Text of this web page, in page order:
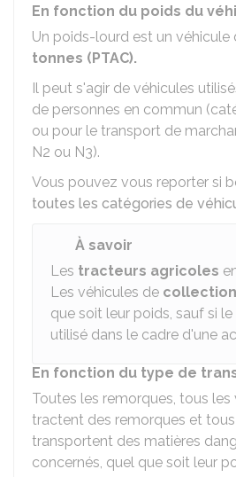
En fonction du poids du
Un poids-lourd est un véhicule
tonnes (PTAC).
Il peut s'agir de véhicules
de personnes en commun
ou pour le transport de
N2 ou N3).
Vous pouvez vous reporter si
toutes les catégories de
À savoir
Les tracteurs agricoles
Les véhicules de collection
que soit leur poids, sauf si
utilisé dans le cadre d'une
En fonction du type de
Toutes les remorques, tous les
tractent des remorques et
transportent des matières
concernés, quel que soit leur